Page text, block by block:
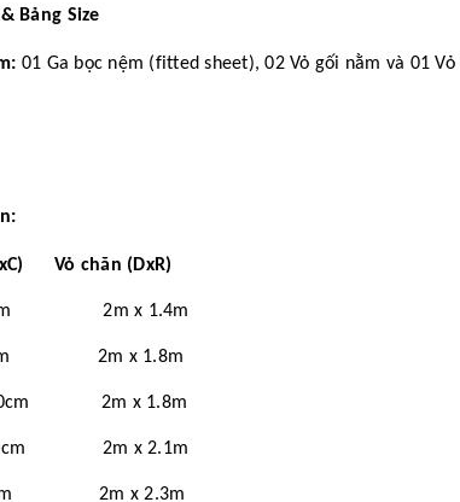
Bảng Size
01 Ga bọc nệm (fitted sheet), 02 Vỏ gối nằm và 01 Vỏ
Vỏ chăn (DxR)
2m x 1.4m
2m x 1.8m
2m x 1.8m
2m x 2.1m
2m x 2.3m